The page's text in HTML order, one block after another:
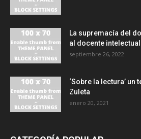
La supremacía del
al docente
septiembre 26, 2022
‘Sobre la lectura’ un
Zuleta
enero 20, 2021